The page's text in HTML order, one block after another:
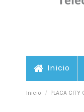
Inicio
Inicio PLACA